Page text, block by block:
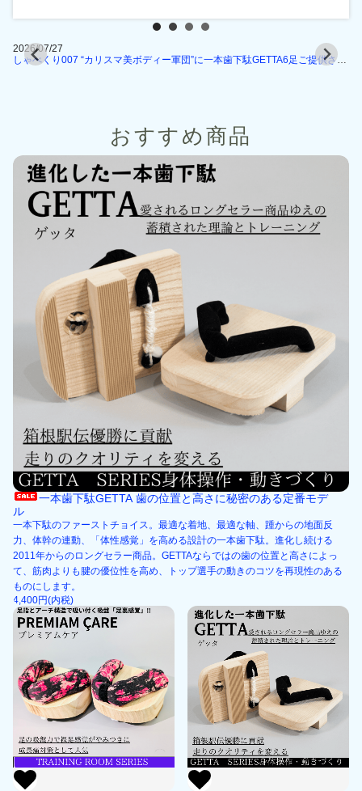
2026/07/27
しゃべくり007 “カリスマ美ボディー軍団”に一本歯下駄GETTA6足ご提供させていただきました
おすすめ商品
一本歯下駄GETTA 歯の位置と高さに秘密のある定番モデ
ル
一本下駄のファーストチョイス。最適な着地、最適な軸、踵からの地面反
力、体幹の連動、「体性感覚」を高める設計の一本歯下駄。進化し続ける
2011年からのロングセラー商品。GETTAならではの歯の位置と高さによっ
て、筋肉よりも腱の優位性を高め、トップ選手の動きのコツを再現性のある
ものにします。
4,400円(内税)